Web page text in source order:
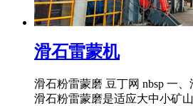
滑石雷蒙机
滑石粉雷蒙磨 豆丁网 nbsp 一
滑石粉雷蒙磨是适应大中小矿